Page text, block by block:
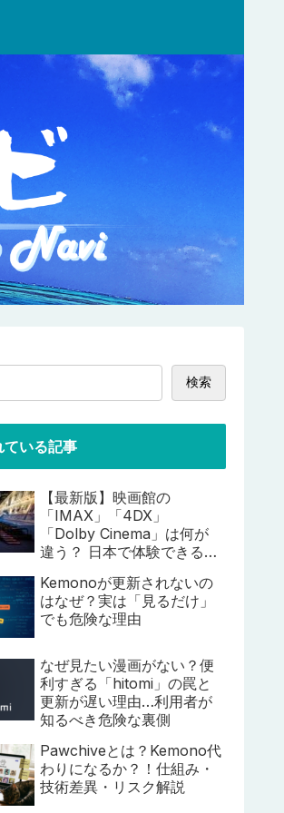
検索
ている記事
【最新版】映画館の
「IMAX」「4DX」
「Dolby Cinema」は何が
違う？ 日本で体験できる特
Kemonoが更新されないの
はなぜ？実は「見るだけ」
でも危険な理由
なぜ見たい漫画がない？便
利すぎる「hitomi」の罠と
更新が遅い理由…利用者が
知るべき危険な裏側
Pawchiveとは？Kemono代
わりになるか？！仕組み・
技術差異・リスク解説